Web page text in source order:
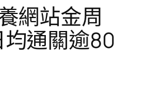
網站金周
通關逾80